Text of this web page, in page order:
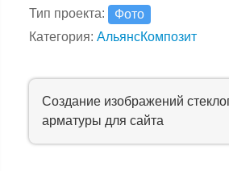
Тип проекта:
Фото
Категория:АльянсКомпозит
Создание изображений
арматуры для сайта